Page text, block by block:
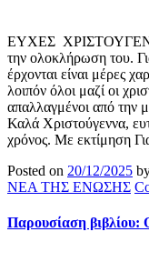
ΕΥΧΕΣ
την ολοκλήρωση του.
έρχονται είναι μέρες
λοιπόν όλοι μαζί οι
απαλλαγμένοι από την
Καλά Χριστούγεννα,
χρόνος. Με εκτίμηση
Posted on 20/12/2025
ΝΕΑ ΤΗΣ ΕΝΩΣΗΣ
Παρουσίαση βιβλίου: